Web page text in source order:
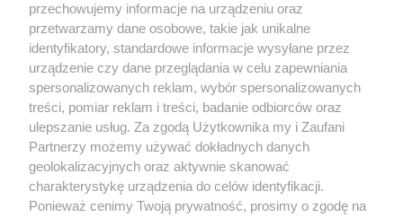
Żaden utwór zamieszczony w serwisie nie może być powielany i
rozpowszechniany lub dalej rozpowszechniany w jakikolwiek sposób
(w tym także elektroniczny lub mechaniczny) na jakimkolwiek polu
eksploatacji w jakiejkolwiek formie, włącznie z umieszczaniem w
Internecie bez pisemnej zgody właściciela praw. Jakiekolwiek użycie
lub wykorzystanie utworów w całości lub w części z naruszeniem
prawa, tzn. bez właściwej zgody, jest zabronione pod groźbą kary i
może być ścigane prawnie.
przechowujemy informacje na urządzeniu oraz
przetwarzamy dane osobowe, takie jak unikalne
identyfikatory, standardowe informacje wysyłane przez
urządzenie czy dane przeglądania w celu zapewniania
spersonalizowanych reklam, wybór spersonalizowanych
treści, pomiar reklam i treści, badanie odbiorców oraz
ulepszanie usług. Za zgodą Użytkownika my i Zaufani
Partnerzy możemy używać dokładnych danych
geolokalizacyjnych oraz aktywnie skanować
charakterystykę urządzenia do celów identyfikacji.
Ponieważ cenimy Twoją prywatność, prosimy o zgodę na